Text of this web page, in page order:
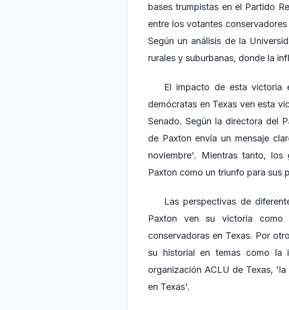
bases trumpistas en el Partido
entre los votantes
Según un análisis de la
rurales y suburbanas, donde la
El impacto de esta victoria
demócratas en Texas ven esta
Senado. Según la directora del
de Paxton envía un mensaje
noviembre'. Mientras tanto,
Paxton como un triunfo para sus
Las perspectivas de
Paxton ven su victoria como
conservadoras en Texas. Por
su historial en temas como la
organización ACLU de Texas,
en Texas'.